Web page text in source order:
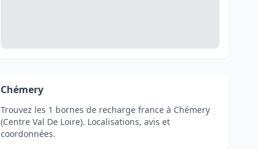
Chémery
Trouvez les 1 bornes de recharge france à Chémery
(Centre Val De Loire). Localisations, avis et
coordonnées.